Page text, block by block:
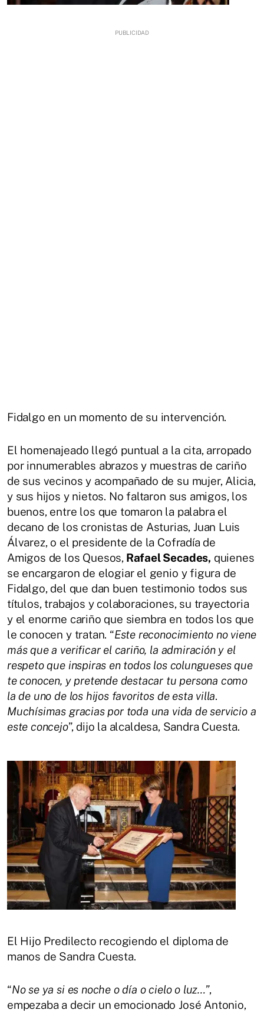
Fidalgo en un momento de su intervención.
El homenajeado llegó puntual a la cita, arropado
por innumerables abrazos y muestras de cariño
de sus vecinos y acompañado de su mujer, Alicia,
y sus hijos y nietos. No faltaron sus amigos, los
buenos, entre los que tomaron la palabra el
decano de los cronistas de Asturias, Juan Luis
Álvarez, o el presidente de la Cofradía de
Amigos de los Quesos, Rafael Secades, quienes
se encargaron de elogiar el genio y figura de
Fidalgo, del que dan buen testimonio todos sus
títulos, trabajos y colaboraciones, su trayectoria
y el enorme cariño que siembra en todos los que
le conocen y tratan. “Este reconocimiento no viene
más que a verificar el cariño, la admiración y el
respeto que inspiras en todos los colungueses que
te conocen, y pretende destacar tu persona como
la de uno de los hijos favoritos de esta villa.
Muchísimas gracias por toda una vida de servicio a
este concejo”, dijo la alcaldesa, Sandra Cuesta.
El Hijo Predilecto recogiendo el diploma de
manos de Sandra Cuesta.
“No se ya si es noche o día o cielo o luz…”,
empezaba a decir un emocionado José Antonio,